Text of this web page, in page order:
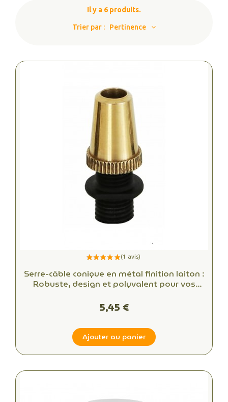
Il y a 6 produits.
Trier par : Pertinence
Serre-câble conique en métal finition laiton :
Robuste, design et polyvalent pour vos
5,45 €
Ajouter au panier